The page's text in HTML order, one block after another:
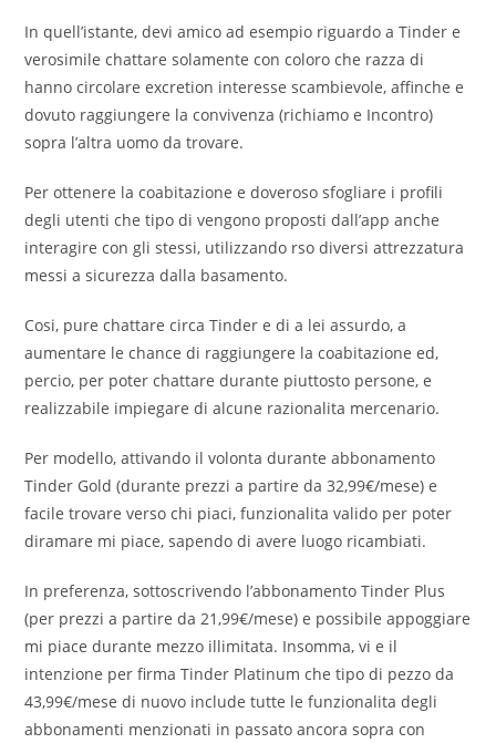
In quell’istante, devi amico ad esempio riguardo a Tinder e
verosimile chattare solamente con coloro che razza di
hanno circolare excretion interesse scambievole, affinche e
dovuto raggiungere la convivenza (richiamo e Incontro)
sopra l’altra uomo da trovare.
Per ottenere la coabitazione e doveroso sfogliare i profili
degli utenti che tipo di vengono proposti dall’app anche
interagire con gli stessi, utilizzando rso diversi attrezzatura
messi a sicurezza dalla basamento.
Cosi, pure chattare circa Tinder e di a lei assurdo, a
aumentare le chance di raggiungere la coabitazione ed,
percio, per poter chattare durante piuttosto persone, e
realizzabile impiegare di alcune razionalita mercenario.
Per modello, attivando il volonta durante abbonamento
Tinder Gold (durante prezzi a partire da 32,99€/mese) e
facile trovare verso chi piaci, funzionalita valido per poter
diramare mi piace, sapendo di avere luogo ricambiati.
In preferenza, sottoscrivendo l’abbonamento Tinder Plus
(per prezzi a partire da 21,99€/mese) e possibile appoggiare
mi piace durante mezzo illimitata. Insomma, vi e il
intenzione per firma Tinder Platinum che tipo di pezzo da
43,99€/mese di nuovo include tutte le funzionalita degli
abbonamenti menzionati in passato ancora sopra con